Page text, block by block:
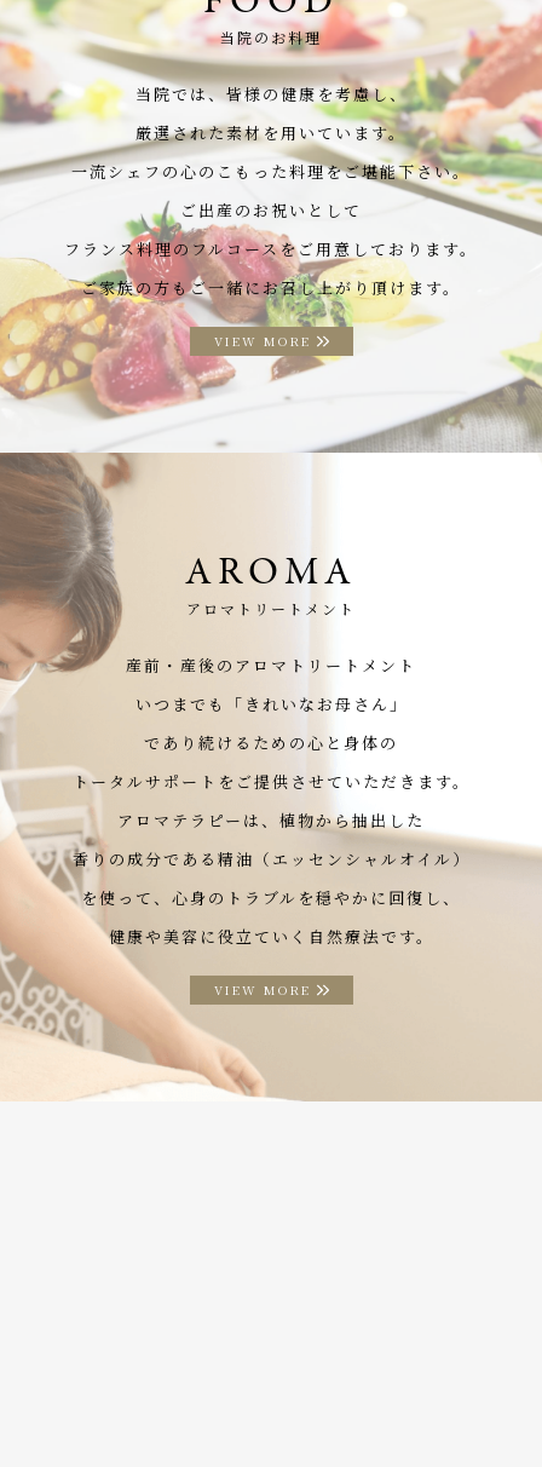
当院のお料理
当院では、皆様の健康を考慮し、
厳選された素材を用いています。
一流シェフの心のこもった料理をご堪能下さい。
ご出産のお祝いとして
フランス料理のフルコースをご用意しております。
ご家族の方もご一緒にお召し上がり頂けます。
VIEW MORE
AROMA
アロマトリートメント
産前・産後のアロマトリートメント
いつまでも「きれいなお母さん」
であり続けるための心と身体の
トータルサポートをご提供させていただきます。
アロマテラピーは、植物から抽出した
香りの成分である精油（エッセンシャルオイル）
を使って、心身のトラブルを穏やかに回復し、
健康や美容に役立ていく自然療法です。
VIEW MORE